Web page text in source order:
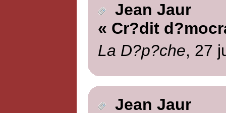
Jean Jaur
« Cr?dit
La D?p?che, 27
Jean Jaur